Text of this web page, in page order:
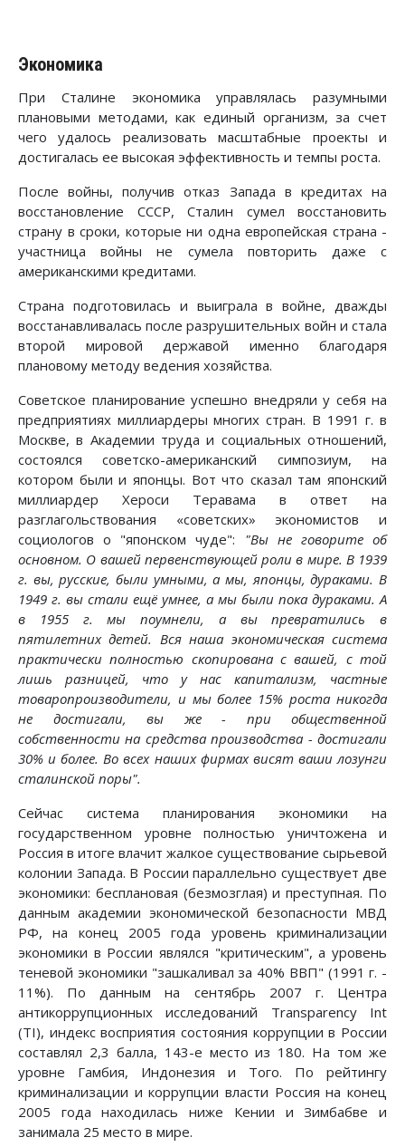
Экономика
При Сталине экономика управлялась разумными
плановыми методами, как единый организм, за счет
чего удалось реализовать масштабные проекты и
достигалась ее высокая эффективность и темпы роста.
После войны, получив отказ Запада в кредитах на
восстановление СССР, Сталин сумел восстановить
страну в сроки, которые ни одна европейская страна -
участница войны не сумела повторить даже с
американскими кредитами.
Страна подготовилась и выиграла в войне, дважды
восстанавливалась после разрушительных войн и стала
второй мировой державой именно благодаря
плановому методу ведения хозяйства.
Советское планирование успешно внедряли у себя на
предприятиях миллиардеры многих стран. В 1991 г. в
Москве, в Академии труда и социальных отношений,
состоялся советско-американский симпозиум, на
котором были и японцы. Вот что сказал там японский
миллиардер Хероси Теравама в ответ на
разглагольствования «советских» экономистов и
социологов о "японском чуде": "Вы не говорите об
основном. О вашей первенствующей роли в мире. В 1939
г. вы, русские, были умными, а мы, японцы, дураками. В
1949 г. вы стали ещё умнее, а мы были пока дураками. А
в 1955 г. мы поумнели, а вы превратились в
пятилетних детей. Вся наша экономическая система
практически полностью скопирована с вашей, с той
лишь разницей, что у нас капитализм, частные
товаропроизводители, и мы более 15% роста никогда
не достигали, вы же - при общественной
собственности на средства производства - достигали
30% и более. Во всех наших фирмах висят ваши лозунги
сталинской поры".
Сейчас система планирования экономики на
государственном уровне полностью уничтожена и
Россия в итоге влачит жалкое существование сырьевой
колонии Запада. В России параллельно существует две
экономики: бесплановая (безмозглая) и преступная. По
данным академии экономической безопасности МВД
РФ, на конец 2005 года уровень криминализации
экономики в России являлся "критическим", а уровень
теневой экономики "зашкаливал за 40% ВВП" (1991 г. -
11%). По данным на сентябрь 2007 г. Центра
антикоррупционных исследований Transparency Int
(TI), индекс восприятия состояния коррупции в России
составлял 2,3 балла, 143-е место из 180. На том же
уровне Гамбия, Индонезия и Того. По рейтингу
криминализации и коррупции власти Россия на конец
2005 года находилась ниже Кении и Зимбабве и
занимала 25 место в мире.